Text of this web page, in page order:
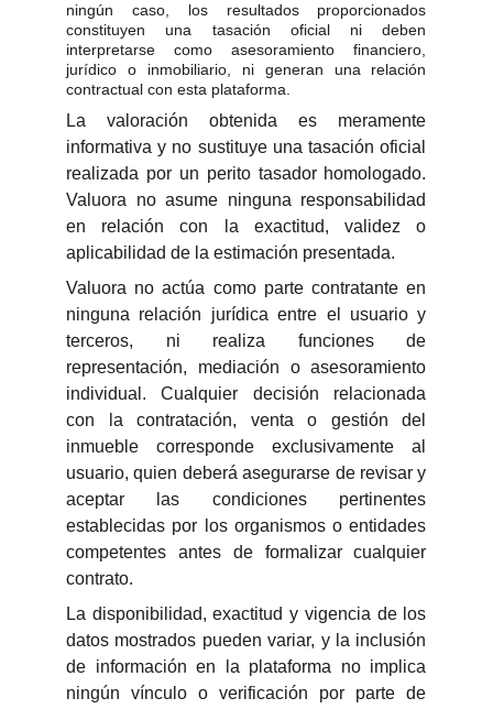
ningún caso, los resultados proporcionados
constituyen una tasación oficial ni deben
interpretarse como asesoramiento financiero,
jurídico o inmobiliario, ni generan una relación
contractual con esta plataforma.
La valoración obtenida es meramente
informativa y no sustituye una tasación oficial
realizada por un perito tasador homologado.
Valuora no asume ninguna responsabilidad
en relación con la exactitud, validez o
aplicabilidad de la estimación presentada.
Valuora no actúa como parte contratante en
ninguna relación jurídica entre el usuario y
terceros, ni realiza funciones de
representación, mediación o asesoramiento
individual. Cualquier decisión relacionada
con la contratación, venta o gestión del
inmueble corresponde exclusivamente al
usuario, quien deberá asegurarse de revisar y
aceptar las condiciones pertinentes
establecidas por los organismos o entidades
competentes antes de formalizar cualquier
contrato.
La disponibilidad, exactitud y vigencia de los
datos mostrados pueden variar, y la inclusión
de información en la plataforma no implica
ningún vínculo o verificación por parte de